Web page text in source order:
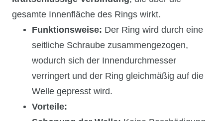
gesamte Innenfläche des Rings wirkt.
Funktionsweise: Der Ring wird durch eine
seitliche Schraube zusammengezogen,
wodurch sich der Innendurchmesser
verringert und der Ring gleichmäßig auf die
Welle gepresst wird.
Vorteile: